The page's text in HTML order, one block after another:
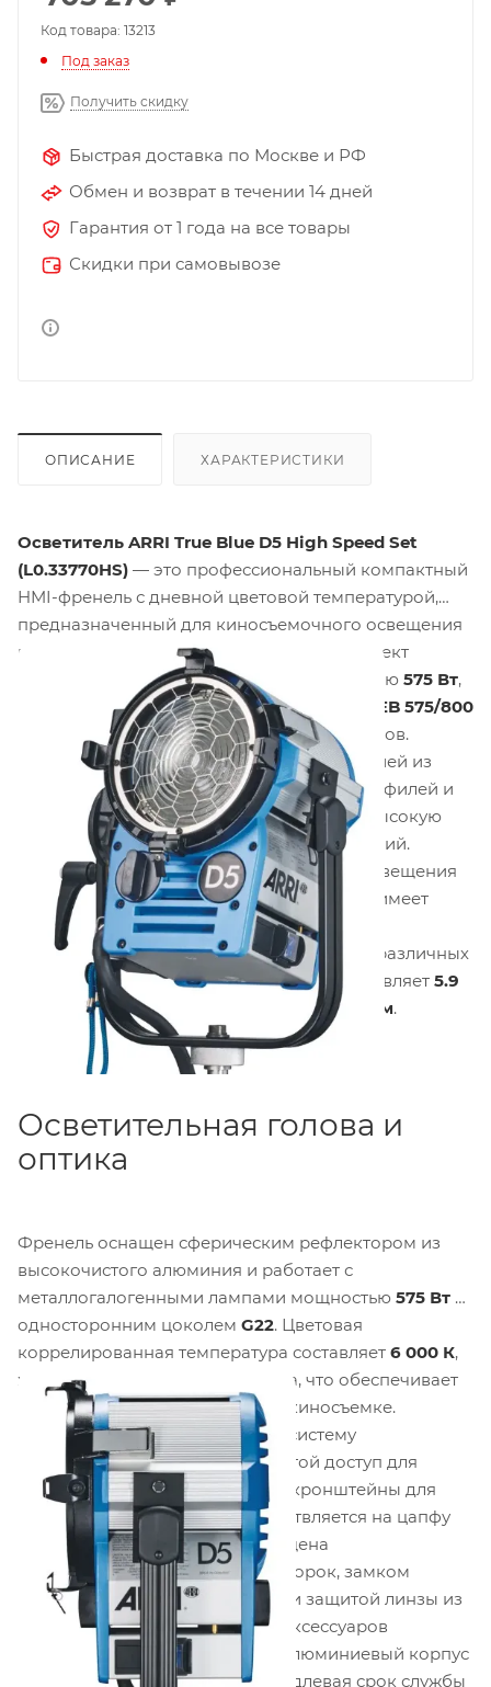
Код товара: 13213
Под заказ
Получить скидку
Быстрая доставка по Москве и РФ
Обмен и возврат в течении 14 дней
Гарантия от 1 года на все товары
Скидки при самовывозе
ОПИСАНИЕ ХАРАКТЕРИСТИКИ
Осветитель ARRI True Blue D5 High Speed Set
(L0.33770HS) — это профессиональный компактный
HMI-френель с дневной цветовой температурой,
предназначенный для киносъемочного освещения
в студии и на натурных площадках. Комплект
включает осветительную голову мощностью 575 Вт,
высокоскоростной электронный балласт
EB 575/800
и набор светоформирующих аксессуаров.
Модель отличается модульной конструкцией из
устойчивых к коррозии алюминиевых профилей и
легких литых деталей, обеспечивающих высокую
прочность и защиту от внешних воздействий.
Диаметр линзы составляет150 мм, угол освещения
плавно регулируется от6° до 56°. Корпус имеет
степень защитыIP23и класс защиты I, что
гарантирует безопасную эксплуатацию в различных
условиях. Вес осветительной головы составляет 5.9
, габариты с цапфой — 433 x 327 x 223 мм.
Осветительная голова и
оптика
Френель оснащен сферическим рефлектором из
высокочистого алюминия и работает с
металлогалогенными лампами мощностью 575 Вт с
односторонним цоколем G22. Цветовая
коррелированная температура составляет 6 000 К,
характерная для дневного света, что обеспечивает
идеальную цветопередачу при киносъемке.
Конструкция предусматривает систему
поперечного охлаждения, простой доступ для
обслуживания и регулируемые кронштейны для
аксессуаров. Крепление осуществляется на цапфу
диаметром28 мм
. Голова оснащена
предохранительным замком шторок, замком
наклона с дисковым тормозом и защитой линзы из
нержавеющей стали. Диаметр аксессуаров
составляет
. Ребристый алюминиевый корпус
эффективно отводит тепло, продлевая срок службы